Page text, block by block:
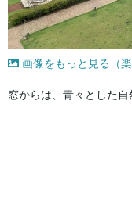
画像をもっと見る（楽
窓からは、青々とした自